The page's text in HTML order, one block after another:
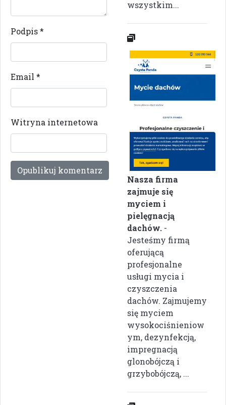
Podpis*
Email *
Witryna internetowa
wszystkim...
Nasza firma
zajmuje się
myciem i
pielęgnacją
dachów. -
Jesteśmy firmą
oferującą
profesjonalne
usługi mycia i
czyszczenia
dachów. Zajmujemy
się myciem
wysokociśnieniow
ym, dezynfekcją,
impregnacją
glonobójczą i
grzybobójczą, ...